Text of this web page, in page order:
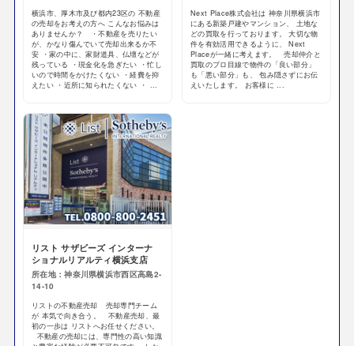
横浜市、厚木市及び都内23区の 不動産
の売却をお考えの方へ こんなお悩みは
ありませんか？ ・不動産を売りたい
が、かなり傷んでいて売却出来るか不
安 ・家の中に、家財道具、仏壇などが
残っている ・現金化を急ぎたい ・忙し
いので時間をかけたくない ・経費を抑
えたい ・近所に知られたくない ・ ...
Next Place株式会社は 神奈川県横浜市
にある新築戸建やマンション、 土地な
どの買取を行っております。 大切な物
件を有効活用できるように、 Next
Placeが一緒に考えます。 売却仲介と
買取のプロ目線で物件の「良い部分」
も「悪い部分」も、 包み隠さずにお伝
えいたします。 お客様に ...
リスト サザビーズ インターナ
ショナルリアルティ横浜支店
所在地：神奈川県横浜市西区高島2-
14-10
リストの不動産売却 売却専門チーム
が 本気で向き合う。 不動産売却、最
初の一歩は リストへお任せください。
不動産の売却には、専門性の高い知識